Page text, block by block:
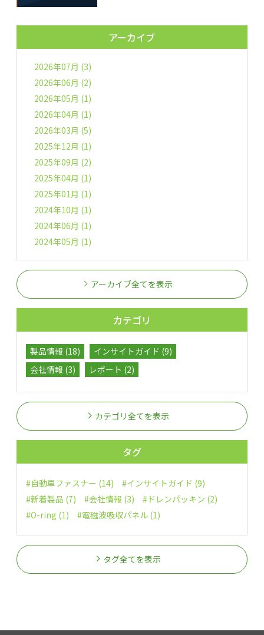
アーカイブ
2026年07月 (3)
2026年06月 (2)
2026年05月 (1)
2026年04月 (1)
2026年03月 (5)
2025年12月 (1)
2025年09月 (2)
2025年04月 (1)
2025年01月 (1)
2024年10月 (1)
2024年06月 (1)
2024年05月 (1)
アーカイブ全てを表示
カテゴリ
製品情報 (18)
インサイトガイド (9)
会社情報 (3)
レポート (2)
カテゴリ全てを表示
タグ
#自動車ファスナー (14)
#インサイトガイド (9)
#新着製品 (7)
#会社情報 (3)
#ドレンパッキン (2)
#O-ring (1)
#電磁波吸収パネル (1)
タグ全てを表示